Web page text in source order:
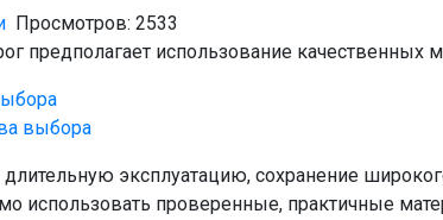
Просмотров: 2533
предполагает использование
выбора
длительную эксплуатацию, сохранение
использовать проверенные, практичные